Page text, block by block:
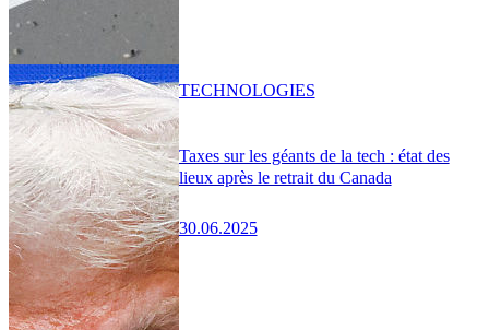
Taxes sur les géants de la tech : état des
lieux après le retrait du Canada
30.06.2025
TECHNOLOGIES